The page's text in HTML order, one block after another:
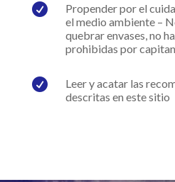

Propender por el
el medio ambiente –
quebrar envases, no
prohibidas por

Leer y acatar las
descritas en este sitio